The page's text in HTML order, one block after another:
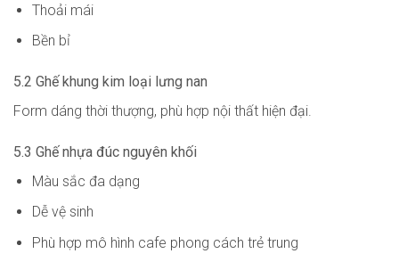
Thoải mái
Bền bỉ
5.2 Ghế khung kim loại lưng nan
Form dáng thời thượng, phù hợp nội thất hiện đại.
5.3 Ghế nhựa đúc nguyên khối
Màu sắc đa dạng
Dễ vệ sinh
Phù hợp mô hình cafe phong cách trẻ trung